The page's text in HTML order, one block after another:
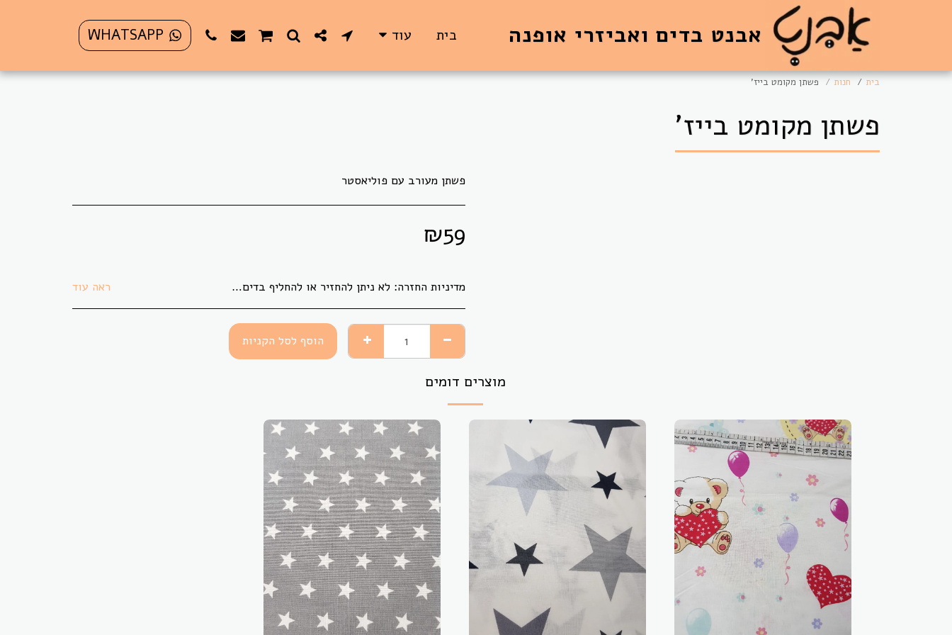
אבנט בדים ואביזרי אופנה בית עוד WHATSAPP
בית חנות פשתן מקומט בייז'
פשתן מקומט בייז'
פשתן מעורב עם פוליאסטר
₪59
מדיניות החזרה: לא ניתן להחזיר או להחליף בדים אשר גוזרו לפי הזמנת הלקוח. בתקופת משבר הקורונה לא ניתן להחזיר או להחליף פריט כלשהו. ראה עוד
הוסף לסל הקניות
מוצרים דומים